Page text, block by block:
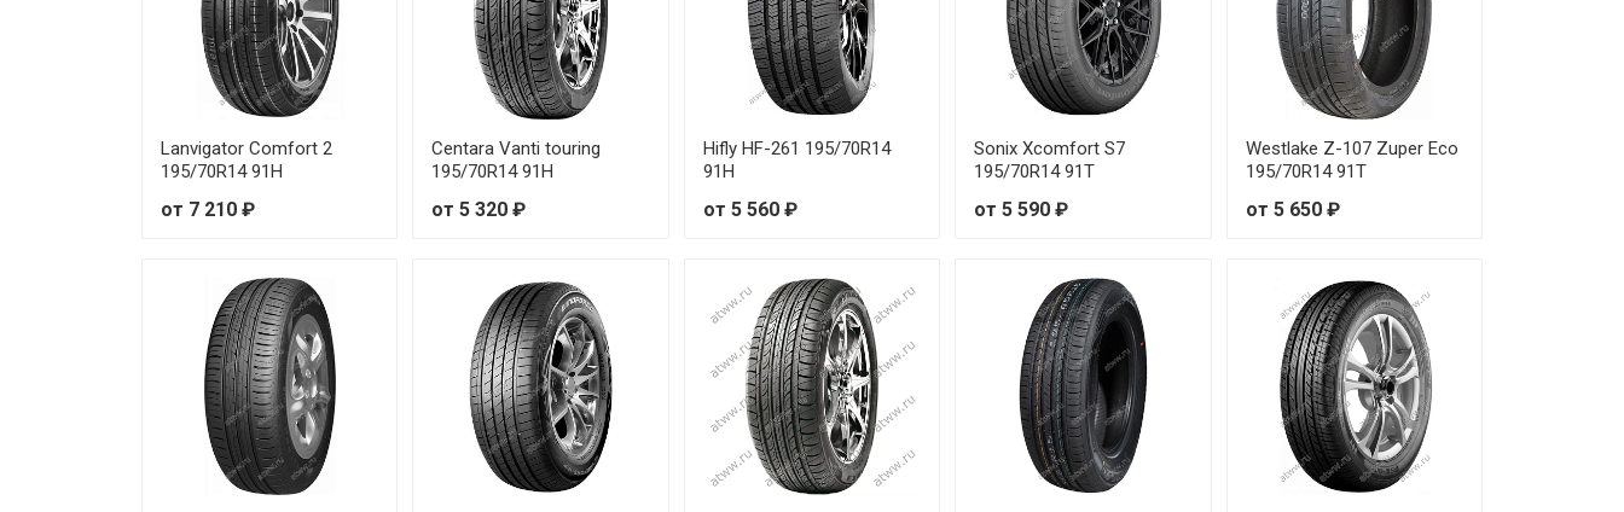
Lanvigator Comfort 2
195/70R14 91H
от 7 210 ₽
Centara Vanti touring
195/70R14 91H
от 5 320 ₽
Hifly HF-261 195/70R14
91H
от 5 560 ₽
Sonix Xcomfort S7
195/70R14 91T
от 5 590 ₽
Westlake Z-107 Zuper Eco
195/70R14 91T
от 5 650 ₽